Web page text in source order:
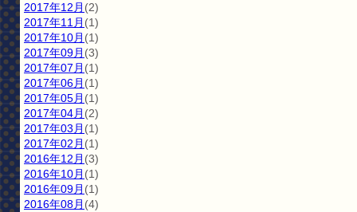
2017年12月 (2)
2017年11月 (1)
2017年10月 (1)
2017年09月 (3)
2017年07月 (1)
2017年06月 (1)
2017年05月 (1)
2017年04月 (2)
2017年03月 (1)
2017年02月 (1)
2016年12月 (3)
2016年10月 (1)
2016年09月 (1)
2016年08月 (4)